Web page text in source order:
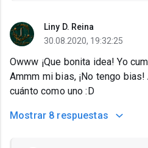
Liny D. Reina
30.08.2020, 19:32:25
Owww ¡Que bonita idea! Yo
Ammm mi bias, ¡No tengo
cuánto como uno :D
Mostrar 8 respuestas